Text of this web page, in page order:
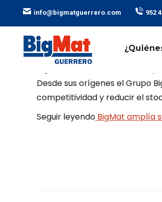
info@bigmatguerrero.com 952
Desde sus orígenes el Grupo
competitividad y reducir el
Seguir leyendo BigMat amplía